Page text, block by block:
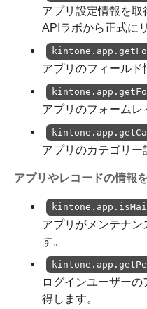
アプリ設定情報を取
APIラボから正式に
アプリのフィールド
アプリのフォームレ
アプリのカテゴリー
アプリやレコードの情報
アプリがメンテナン
す。
ログインユーザー
得します。